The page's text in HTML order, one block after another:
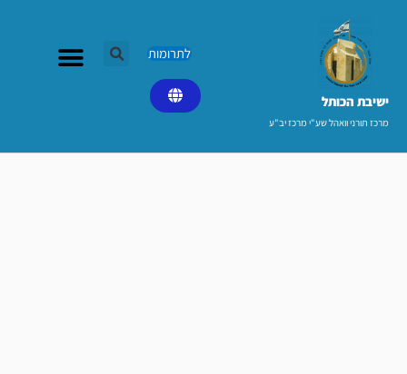
ישיבת הכותל​
מרכז תורני וואהל שע"י מרכז יב"ע
לתרומות